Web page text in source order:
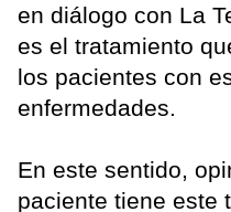
en diálogo con La
es el tratamiento
los pacientes con
enfermedades.
En este sentido,
paciente tiene este